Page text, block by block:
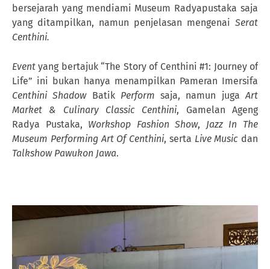
bersejarah yang mendiami Museum Radyapustaka saja
yang ditampilkan, namun penjelasan mengenai Serat
Centhini.
Eventyang bertajuk “The Story of Centhini #1: Journey of
Life” ini bukan hanya menampilkan Pameran Imersifa
Centhini ShadowBatik Perform saja, namun jugaArt
Market & Culinary Classic Centhini, Gamelan Ageng
Radya Pustaka, Workshop Fashion Show, Jazz In The
Museum Performing Art Of Centhini, serta Live Music dan
Talkshow Pawukon Jawa.